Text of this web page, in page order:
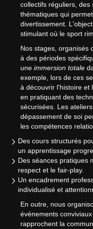
collectifs réguliers,
thématiques qui
divertissement.
stimulant où le sport
Nos stages, organisés
à des périodes
uneimmersion totale
exemple, lors de ces
à découvrir l'histoire et
en pratiquant des
sécurisées. Les
dépassement de soi
les compétences
Des cours structurés
un apprentissage
Des séances pratiques
respect et le fair-play.
Un encadrement
individualisé et
En outre, nous
événements
rapprochent la